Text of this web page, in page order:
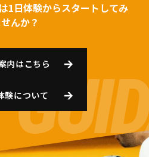
1日体験からスタートしてみ
んか？
内はこちら
験について